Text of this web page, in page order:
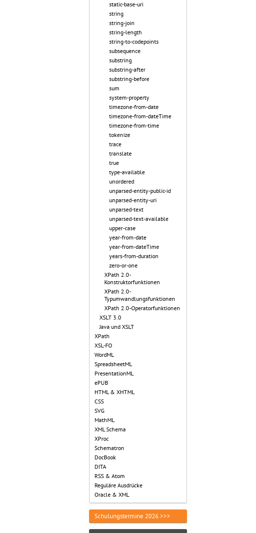
static-base-uri
string
string-join
string-length
string-to-codepoints
subsequence
substring
substring-after
substring-before
sum
system-property
timezone-from-date
timezone-from-dateTime
timezone-from-time
tokenize
trace
translate
true
type-available
unordered
unparsed-entity-public-id
unparsed-entity-uri
unparsed-text
unparsed-text-available
upper-case
year-from-date
year-from-dateTime
years-from-duration
zero-or-one
XPath 2.0-
Konstruktorfunktionen
XPath 2.0-
Typumwandlungsfunktionen
XPath 2.0-Operatorfunktionen
XSLT 3.0
Java und XSLT
XPath
XSL-FO
WordML
SpreadsheetML
PresentationML
ePUB
HTML & XHTML
CSS
SVG
MathML
XML Schema
XProc
Schematron
DocBook
DITA
RSS & Atom
Reguläre Ausdrücke
Oracle & XML
Schulungstermine 2026 >>>